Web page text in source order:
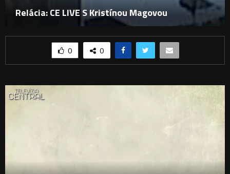
Relácia: CE LIVE S Kristínou Magovou
0 0